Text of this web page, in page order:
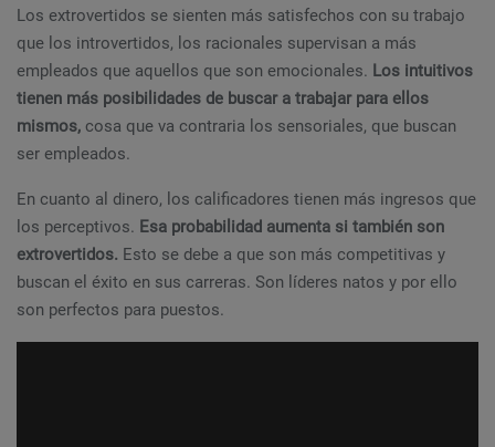
Los extrovertidos se sienten más satisfechos con su trabajo
que los introvertidos, los racionales supervisan a más
empleados que aquellos que son emocionales. Los intuitivos
tienen más posibilidades de buscar a trabajar para ellos
mismos, cosa que va contraria los sensoriales, que buscan
ser empleados.
En cuanto al dinero, los calificadores tienen más ingresos que
los perceptivos. Esa probabilidad aumenta si también son
extrovertidos. Esto se debe a que son más competitivas y
buscan el éxito en sus carreras. Son líderes natos y por ello
son perfectos para puestos.